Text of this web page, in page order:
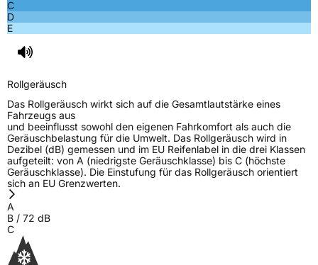
Rollgeräusch (Klasse)B
Rollgeräusch (dB)
3PMSF / Schneeflockensymbol / Alpine-SymbolJa
EPREL ID1864540
Allgemeine Produktsicherheit (GPSR)
C
D
E
Rollgeräusch
Das Rollgeräusch wirkt sich auf die Gesamtlautstärke eines
Fahrzeugs aus
und beeinflusst sowohl den eigenen Fahrkomfort als auch die
Geräuschbelastung für die Umwelt. Das Rollgeräusch wird in
Dezibel (dB) gemessen und im EU Reifenlabel in die drei Klassen
aufgeteilt: von A (niedrigste Geräuschklasse) bis C (höchste
Geräuschklasse). Die Einstufung für das Rollgeräusch orientiert
sich an EU Grenzwerten.
A
B / 72 dB
C